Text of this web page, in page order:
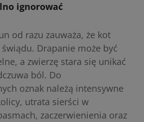
ignorować
od razu zauważa, że kot
Drapanie może być
a zwierzę stara się unikać
ból. Do
oznak należą intensywne
utrata sierści w
zaczerwienienia oraz